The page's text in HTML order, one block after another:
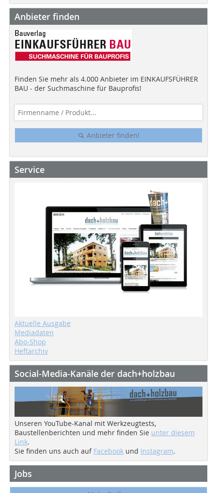
Anbieter finden
Finden Sie mehr als 4.000 Anbieter im EINKAUFSFÜHRER
BAU - der Suchmaschine für Bauprofis!
Anbieter finden!
Service
Aktuelle Ausgabe
Mediadaten
Abo-Shop
Heftarchiv
Social-Media-Kanäle der dach+holzbau
Unseren YouTube-Kanal mit Werkzeugtests,
Baustellenberichten und mehr finden Sie unter diesem
Link.
Sie finden uns auch auf Facebook und Instagram.
Jobs